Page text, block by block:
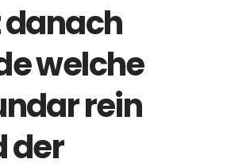
danach
welche
rein
der